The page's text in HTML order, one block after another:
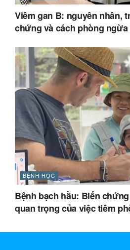
Viêm gan B: nguyên nhân,
chứng và cách phòng ngừa
BỆNH HỌC
Bệnh bạch hầu: Biến
quan trọng của việc tiêm